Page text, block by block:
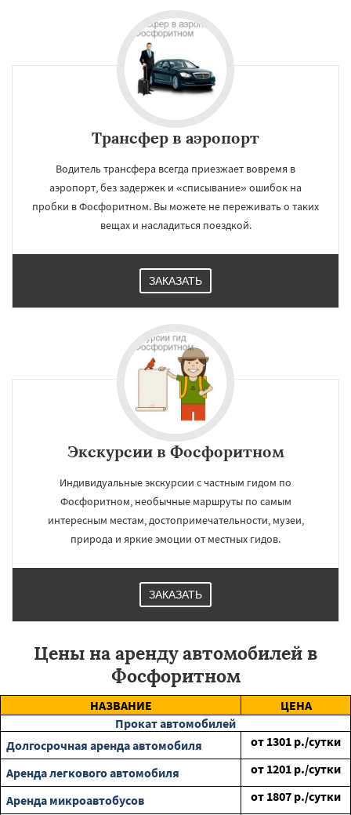
Трансфер в аэропорт
Водитель трансфера всегда приезжает вовремя в
аэропорт, без задержек и «списывание» ошибок на
пробки в Фосфоритном. Вы можете не переживать о таких
вещах и насладиться поездкой.
ЗАКАЗАТЬ
Экскурсии в Фосфоритном
Индивидуальные экскурсии с частным гидом по
Фосфоритном, необычные маршруты по самым
интересным местам, достопримечательности, музеи,
природа и яркие эмоции от местных гидов.
ЗАКАЗАТЬ
Цены на аренду автомобилей в
Фосфоритном
НАЗВАНИЕ
ЦЕНА
Прокат автомобилей
Долгосрочная аренда автомобиля
от 1301 р./сутки
Аренда легкового автомобиля
от 1201 р./сутки
Аренда микроавтобусов
от 1807 р./сутки